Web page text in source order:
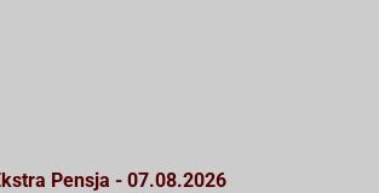
Pensja - 07.08.2026